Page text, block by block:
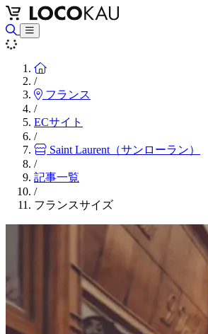
Home
/
フランス
/
ECサイト
/
Saint Laurent（サンローラン）
/
記事一覧
/
フランスサイズ